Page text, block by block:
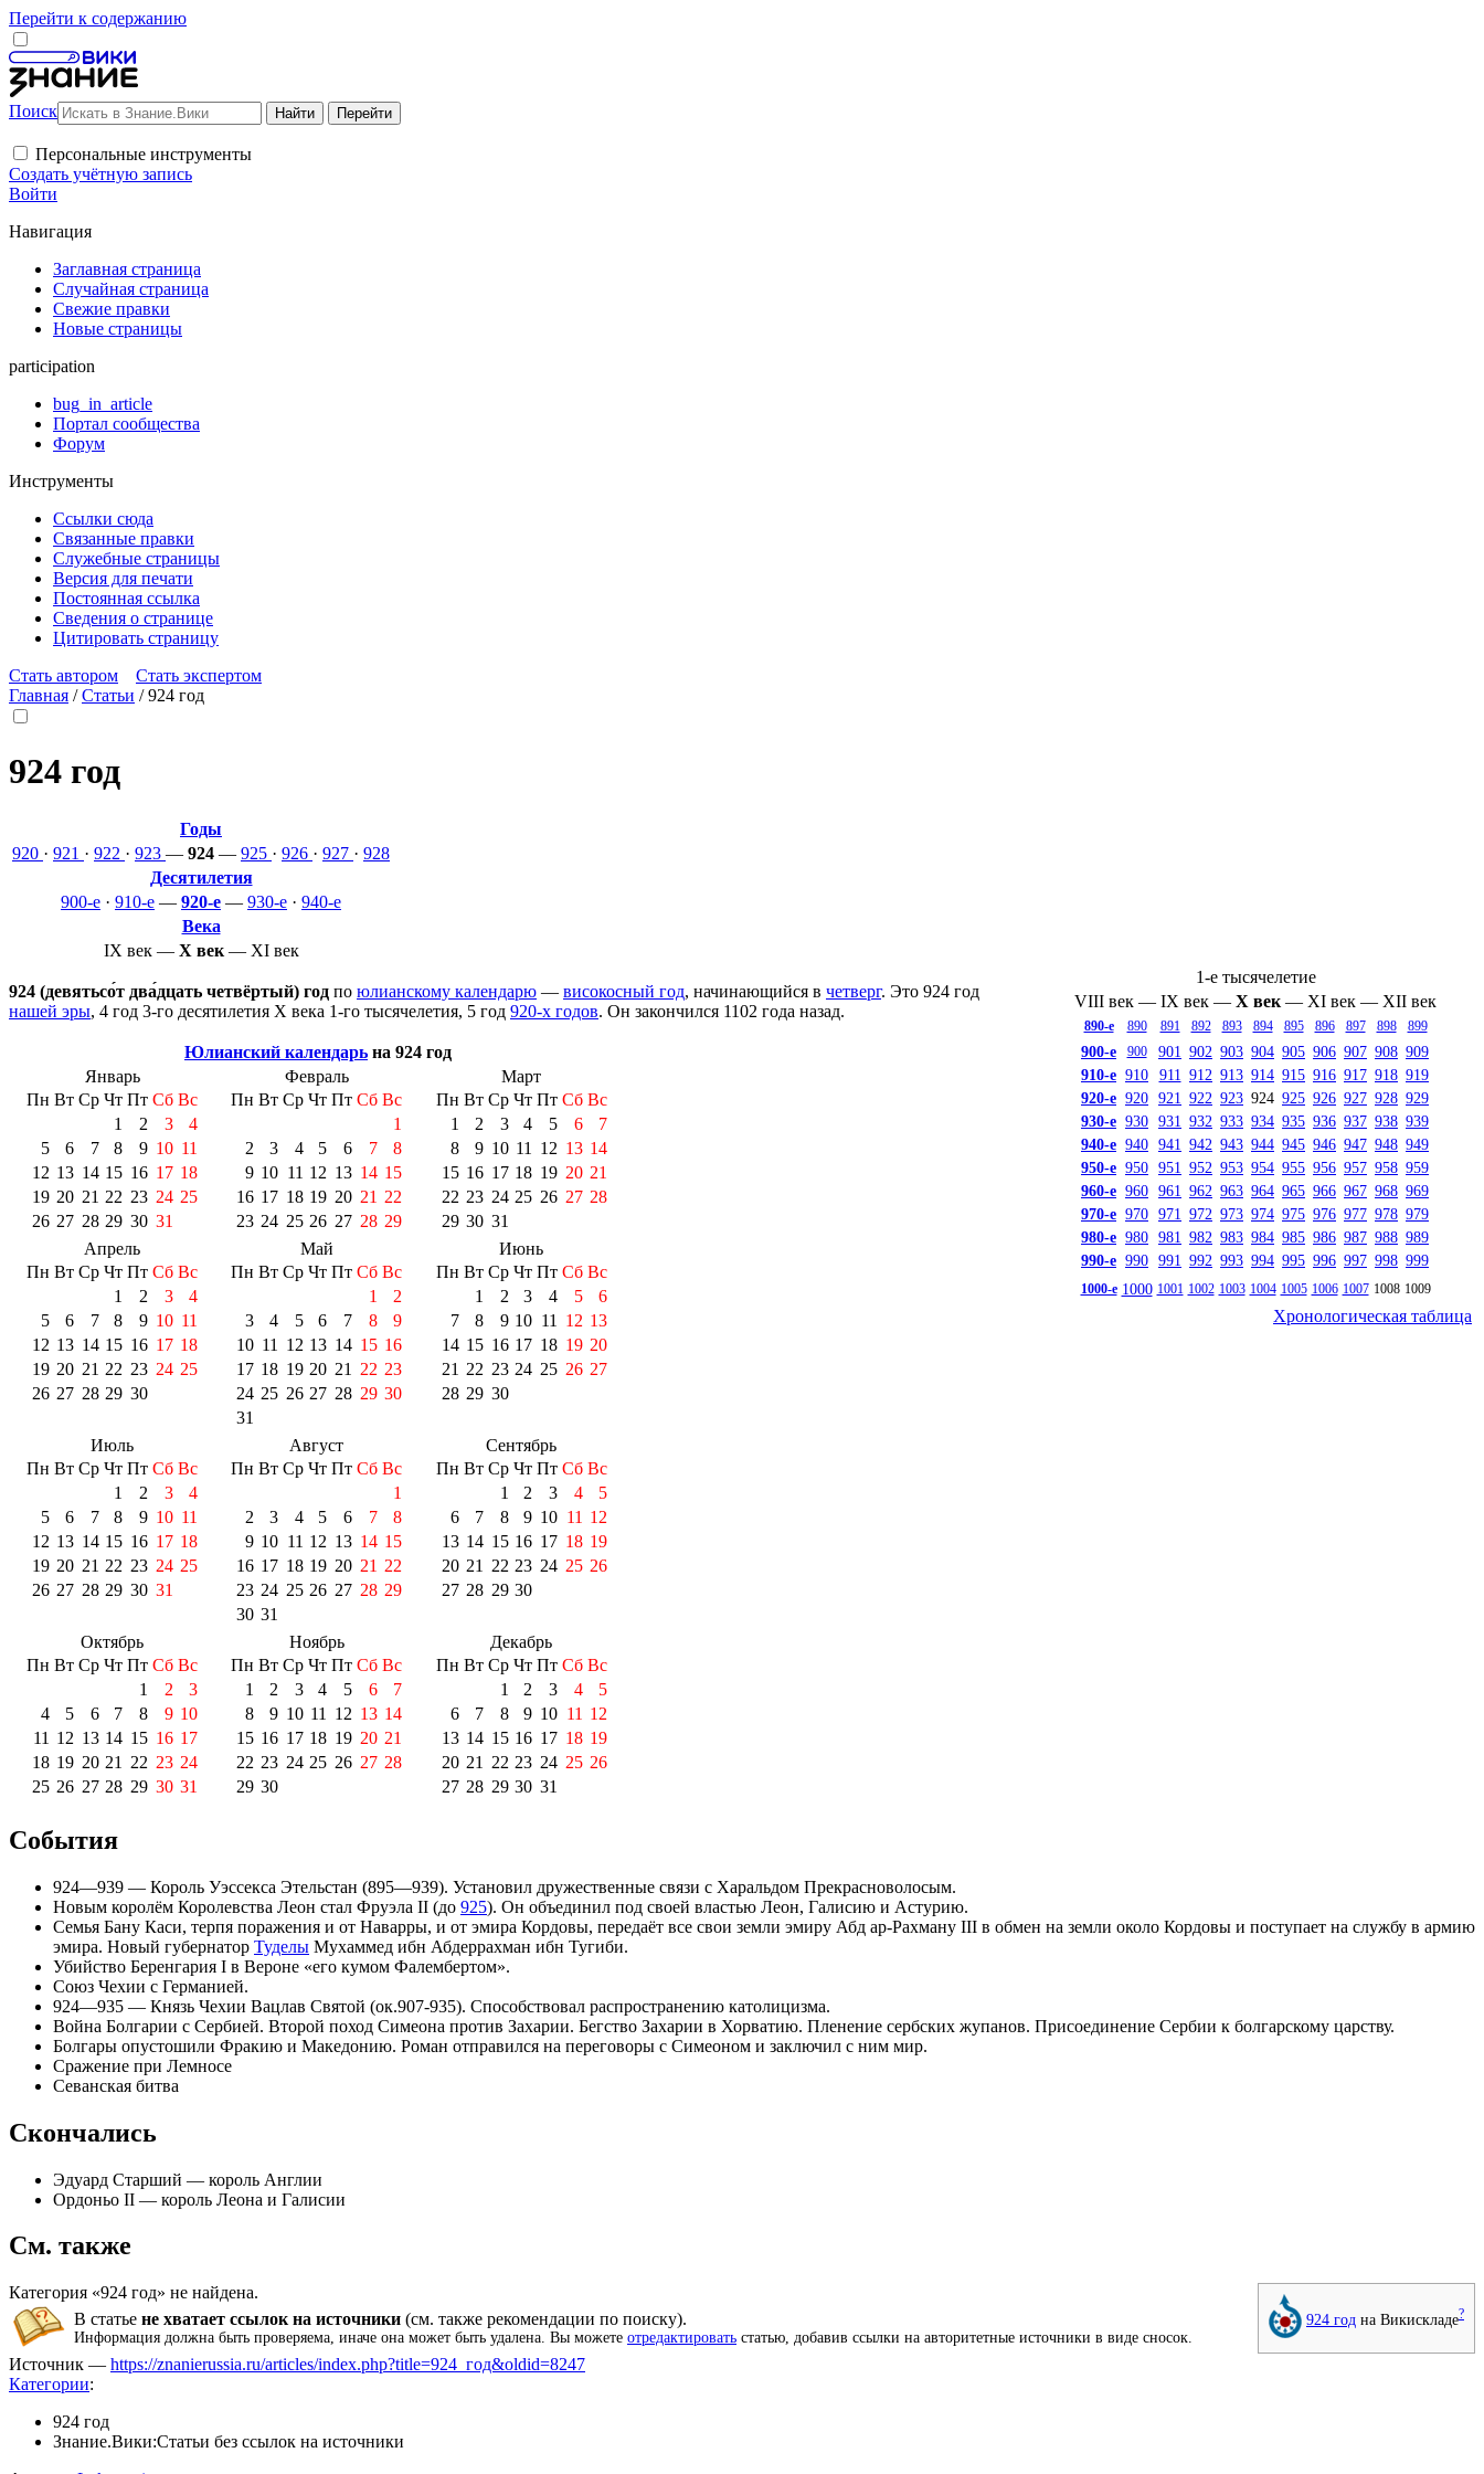
Перейти к содержанию
Поиск
Персональные инструменты
Создать учётную запись
Войти
Навигация
Заглавная страница
Случайная страница
Свежие правки
Новые страницы
participation
bug_in_article
Портал сообщества
Форум
Инструменты
Ссылки сюда
Связанные правки
Служебные страницы
Версия для печати
Постоянная ссылка
Сведения о странице
Цитировать страницу
Стать автором
Стать экспертом
Главная /Статьи /924 год
924 год
Годы
920 · 921 · 922 · 923 — 924 — 925 · 926 · 927 · 928
Десятилетия
900-е · 910-е — 920-е — 930-е · 940-е
Века
IX век— X век— XI век
1-е тысячелетие
VIII век — IX век — X век — XI век — XII век
890-е 890 891 892 893 894 895 896 897 898 899
900-е 900 901 902 903 904 905 906 907 908 909
910-е 910 911 912 913 914 915 916 917 918 919
920-е 920 921 922 923 924 925 926 927 928 929
930-е 930 931 932 933 934 935 936 937 938 939
940-е 940 941 942 943 944 945 946 947 948 949
950-е 950 951 952 953 954 955 956 957 958 959
960-е 960 961 962 963 964 965 966 967 968 969
970-е 970 971 972 973 974 975 976 977 978 979
980-е 980 981 982 983 984 985 986 987 988 989
990-е 990 991 992 993 994 995 996 997 998 999
1000-е 1000 1001 1002 1003 1004 1005 1006 1007 1008 1009
Хронологическая таблица
924 (девятьсо́т два́дцать четвёртый) год по юлианскому календарю — високосный год, начинающийся в четверг. Это 924 год
нашей эры, 4 год 3-го десятилетия X века 1-го тысячелетия, 5 год 920-х годов. Он закончился 1102 года назад.
Юлианский календарь на 924 год
Январь
Пн Вт Ср Чт Пт Сб Вс
1
2 3
4
5
6 7 8 9 10 11
12 13 14 15 16 17 18
19 20 21 22 23 24 25
26 27 28 29 30 31
Февраль
Пн Вт Ср Чт Пт Сб Вс
1
2
3 4 5 6 7
8
9 10 11 12 13 14 15
16 17 18 19 20 21 22
23 24 25 26 27 28 29
Март
Пн Вт Ср Чт Пт Сб Вс
1
2 3 4 5 6
7
8
9 10 11 12 13 14
15 16 17 18 19 20 21
22 23 24 25 26 27 28
29 30 31
Апрель
Пн Вт Ср Чт Пт Сб Вс
1
2 3
4
5
6 7 8 9 10 11
12 13 14 15 16 17 18
19 20 21 22 23 24 25
26 27 28 29 30
Май
Пн Вт Ср Чт Пт Сб Вс
1
2
3
4 5 6 7 8
9
10 11 12 13 14 15 16
17 18 19 20 21 22 23
24 25 26 27 28 29 30
31
Июнь
Пн Вт Ср Чт Пт Сб Вс
1
2 3 4 5
6
7
8 9 10 11 12 13
14 15 16 17 18 19 20
21 22 23 24 25 26 27
28 29 30
Июль
Пн Вт Ср Чт Пт Сб Вс
1
2 3
4
5
6 7 8 9 10 11
12 13 14 15 16 17 18
19 20 21 22 23 24 25
26 27 28 29 30 31
Август
Пн Вт Ср Чт Пт Сб Вс
1
2
3 4 5 6 7
8
9 10 11 12 13 14 15
16 17 18 19 20 21 22
23 24 25 26 27 28 29
30 31
Сентябрь
Пн Вт Ср Чт Пт Сб Вс
1
2 3 4
5
6
7 8 9 10 11 12
13 14 15 16 17 18 19
20 21 22 23 24 25 26
27 28 29 30
Октябрь
Пн Вт Ср Чт Пт Сб Вс
1
2
3
4
5 6 7 8 9 10
11 12 13 14 15 16 17
18 19 20 21 22 23 24
25 26 27 28 29 30 31
Ноябрь
Пн Вт Ср Чт Пт Сб Вс
1
2 3 4 5 6
7
8
9 10 11 12 13 14
15 16 17 18 19 20 21
22 23 24 25 26 27 28
29 30
Декабрь
Пн Вт Ср Чт Пт Сб Вс
1
2 3 4
5
6
7 8 9 10 11 12
13 14 15 16 17 18 19
20 21 22 23 24 25 26
27 28 29 30 31
События
924—939 — Король Уэссекса Этельстан (895—939). Установил дружественные связи с Харальдом Прекрасноволосым.
Новым королём Королевства Леон стал Фруэла II (до 925). Он объединил под своей властью Леон, Галисию и Астурию.
Семья Бану Каси, терпя поражения и от Наварры, и от эмира Кордовы, передаёт все свои земли эмиру Абд ар-Рахману III в обмен на земли около Кордовы и поступает на службу в армию
эмира. Новый губернатор Туделы Мухаммед ибн Абдеррахман ибн Тугиби.
Убийство Беренгария I в Вероне «его кумом Фалембертом».
Союз Чехии с Германией.
924—935 — Князь Чехии Вацлав Святой (ок.907-935). Способствовал распространению католицизма.
Война Болгарии с Сербией. Второй поход Симеона против Захарии. Бегство Захарии в Хорватию. Пленение сербских жупанов. Присоединение Сербии к болгарскому царству.
Болгары опустошили Фракию и Македонию. Роман отправился на переговоры с Симеоном и заключил с ним мир.
Сражение при Лемносе
Севанская битва
Скончались
Эдуард Старший — король Англии
Ордоньо II — король Леона и Галисии
См. также
924 год на Викискладе?
Категория «924 год» не найдена.
В статье не хватает ссылок на источники (см. также рекомендации по поиску).
Информация должна быть проверяема, иначе она может быть удалена. Вы можете отредактировать статью, добавив ссылки на авторитетные источники в виде сносок.
Источник — https://znanierussia.ru/articles/index.php?title=924_год&oldid=8247
Категории:
924 год
Знание.Вики:Статьи без ссылок на источники